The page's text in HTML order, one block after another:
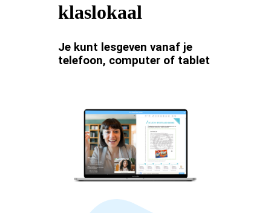
klaslokaal
Je kunt lesgeven vanaf je
telefoon, computer of tablet